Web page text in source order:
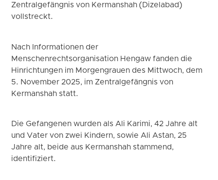
Zentralgefängnis von Kermanshah (Dizelabad)
vollstreckt.
Nach Informationen der
Menschenrechtsorganisation Hengaw fanden die
Hinrichtungen im Morgengrauen des Mittwoch, dem
5. November 2025, im Zentralgefängnis von
Kermanshah statt.
Die Gefangenen wurden als Ali Karimi, 42 Jahre alt
und Vater von zwei Kindern, sowie Ali Astan, 25
Jahre alt, beide aus Kermanshah stammend,
identifiziert.